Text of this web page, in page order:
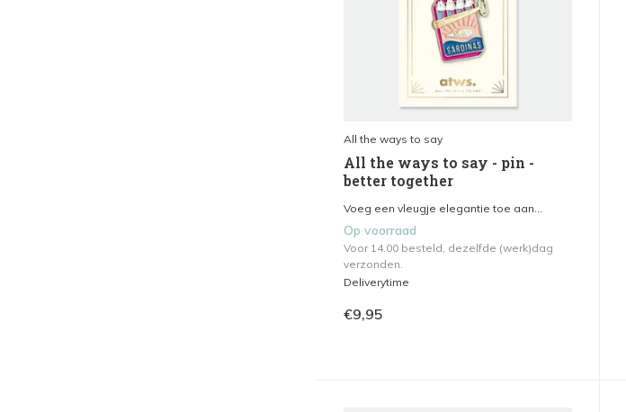
All the ways to say
All the ways to say - pin -
better together
Voeg een vleugje elegantie toe aan...
Op voorraad
Voor 14.00 besteld, dezelfde (werk)dag
verzonden.
Deliverytime
€9,95